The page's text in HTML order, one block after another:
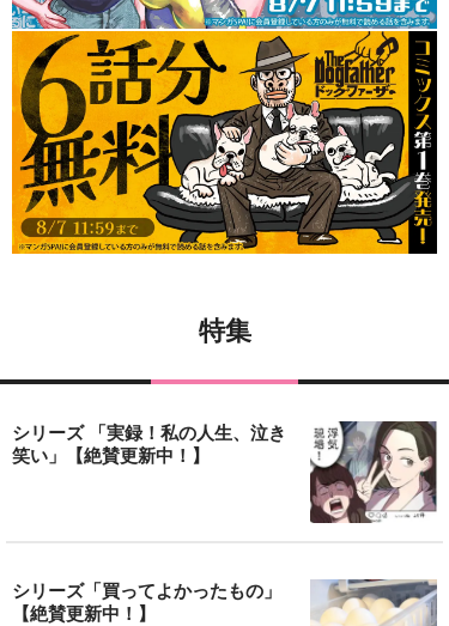
特集
シリーズ 「実録！私の人生、泣き
笑い」【絶賛更新中！】
シリーズ「買ってよかったもの」
【絶賛更新中！】